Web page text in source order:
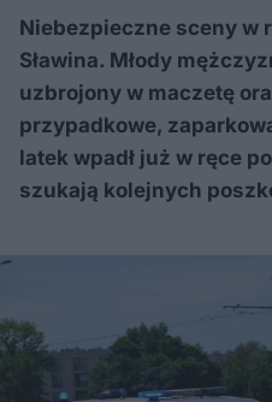
Niebezpieczne sceny w
Sławina. Młody
uzbrojony w maczetę
przypadkowe,
latek wpadł już w ręce
szukają kolejnych